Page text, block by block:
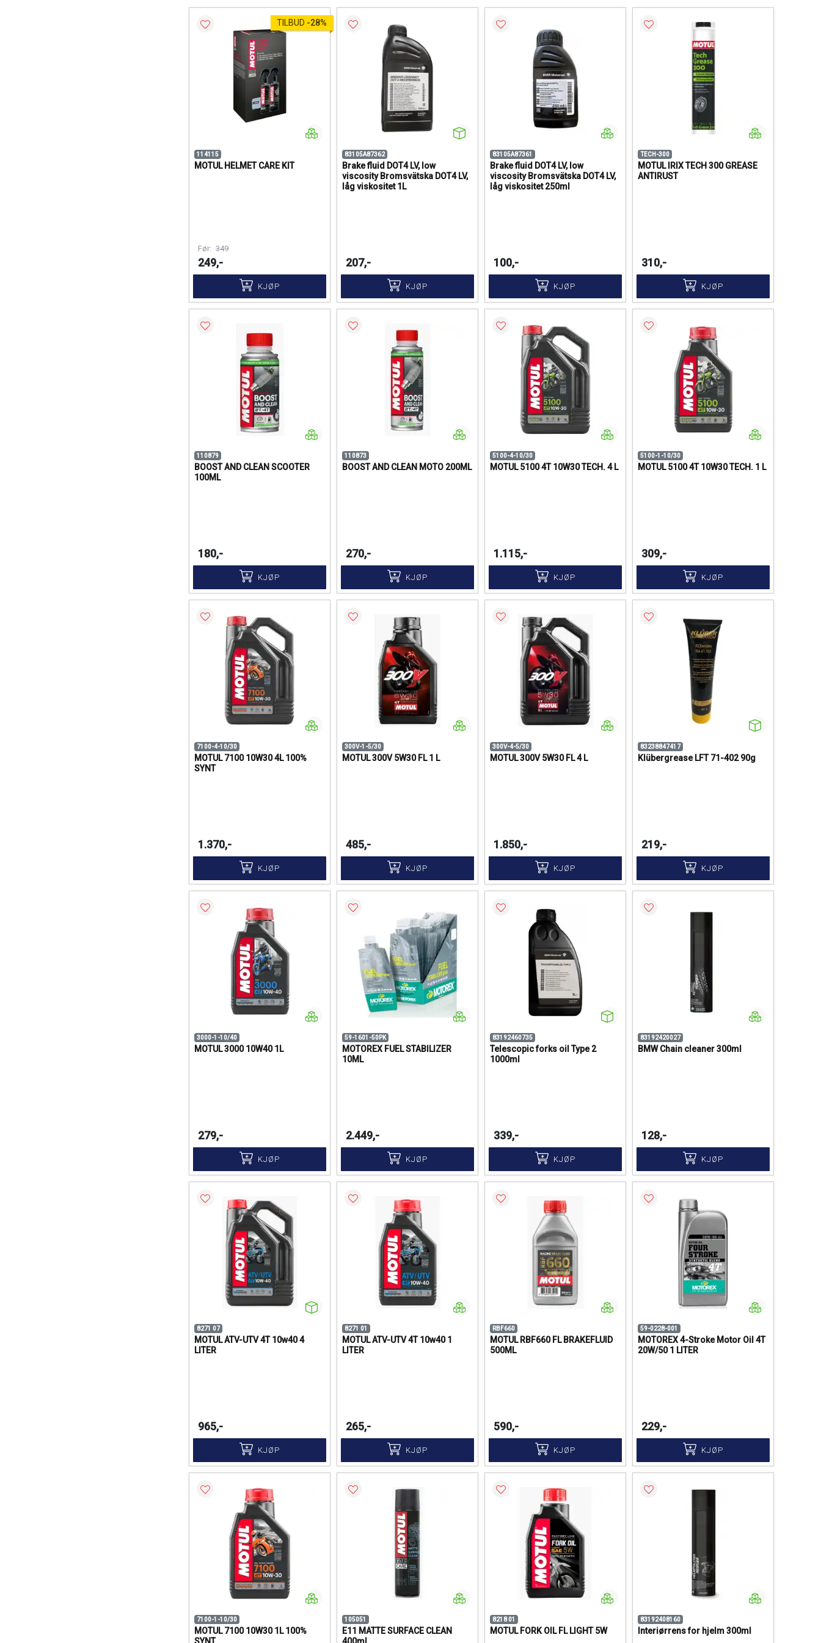
TILBUD -28%
114115
MOTUL HELMET CARE KIT
Før: 349
249,-
KJØP
83105A87362
Brake fluid DOT4 LV, low
viscosity Bromsvätska DOT4 LV,
låg viskositet 1L
207,-
KJØP
83105A87361
Brake fluid DOT4 LV, low
viscosity Bromsvätska DOT4 LV,
låg viskositet 250ml
100,-
KJØP
TECH-300
MOTUL IRIX TECH 300 GREASE
ANTIRUST
310,-
KJØP
110879
BOOST AND CLEAN SCOOTER
100ML
180,-
KJØP
110873
BOOST AND CLEAN MOTO 200ML
270,-
KJØP
5100-4-10/30
MOTUL 5100 4T 10W30 TECH. 4 L
1.115,-
KJØP
5100-1-10/30
MOTUL 5100 4T 10W30 TECH. 1 L
309,-
KJØP
7100-4-10/30
MOTUL 7100 10W30 4L 100%
SYNT
1.370,-
KJØP
300V-1-5/30
MOTUL 300V 5W30 FL 1 L
485,-
KJØP
300V-4-5/30
MOTUL 300V 5W30 FL 4 L
1.850,-
KJØP
83238847417
Klübergrease LFT 71-402 90g
219,-
KJØP
3000-1-10/40
MOTUL 3000 10W40 1L
279,-
KJØP
59-1601-50PK
MOTOREX FUEL STABILIZER
10ML
2.449,-
KJØP
83192460735
Telescopic forks oil Type 2
1000ml
339,-
KJØP
83192420027
BMW Chain cleaner 300ml
128,-
KJØP
8271 07
MOTUL ATV-UTV 4T 10w40 4
LITER
965,-
KJØP
8271 01
MOTUL ATV-UTV 4T 10w40 1
LITER
265,-
KJØP
RBF660
MOTUL RBF660 FL BRAKEFLUID
500ML
590,-
KJØP
59-0228-001
MOTOREX 4-Stroke Motor Oil 4T
20W/50 1 LITER
229,-
KJØP
7100-1-10/30
MOTUL 7100 10W30 1L 100%
105051
E11 MATTE SURFACE CLEAN
8218 01
MOTUL FORK OIL FL LIGHT 5W
83192408160
Interiørrens for hjelm 300ml